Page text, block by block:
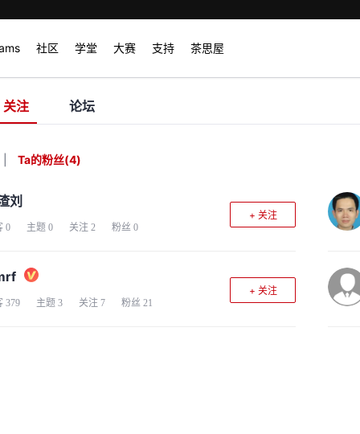
社区 学堂 大赛 支持 茶思屋
关注 论坛
Ta的粉丝(4)
刘
0 主题 0 关注 2 粉丝 0
+ 关注
379 主题 3 关注 7 粉丝 21
+ 关注